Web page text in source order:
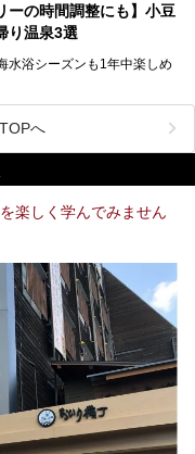
園内に温泉がありません。
る予定のある方は、香川の
！
ーの時間調整にも】小豆
り温泉3選
水浴シーズンも1年中楽しめ
、西と東・南と北ではまっ
いの位置にある、小豆島を代
介します。
へ
楽しく学んでみません